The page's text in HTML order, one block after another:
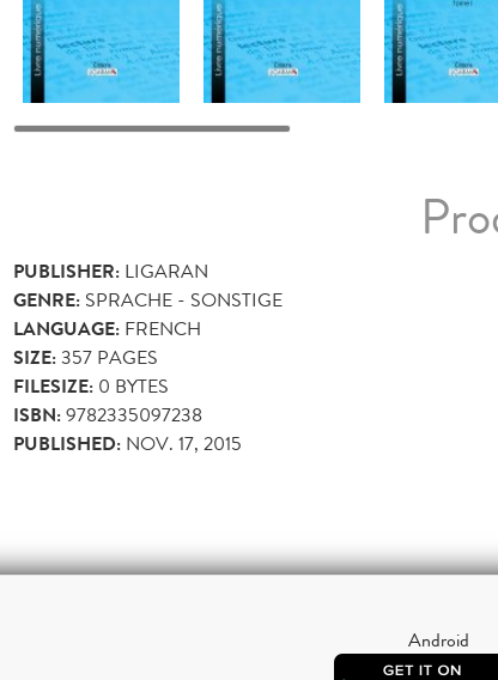
PUBLISHER: LIGARAN
GENRE: SPRACHE - SONSTIGE
LANGUAGE: FRENCH
SIZE:357 PAGES
FILESIZE: 0 BYTES
ISBN:9782335097238
PUBLISHED: NOV. 17, 2015
Android